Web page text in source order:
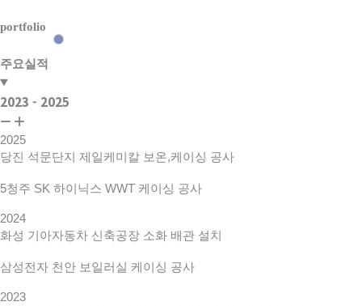
portfolio
주요실적
2023 - 2025
2025
당진 석문단지 제일케미칼 보온,케이싱 공사
5청주 SK 하이닉스 WWT 케이싱 공사
2024
화성 기아자동차 신축공장 소화 배관 설치
삼성전자 천안 보일러실 케이싱 공사
2023